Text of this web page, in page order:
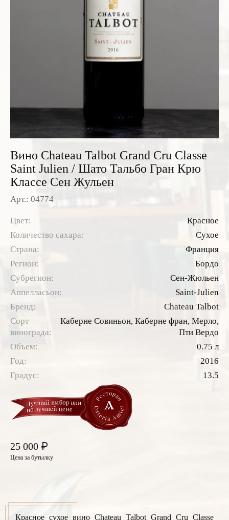
Итальянские вина
Французские вина
Испанские вина
Вино Chateau Talbot Grand Cru Classe
Saint Julien / Шато Тальбо Гран Крю
Классе Сен Жульен
Арт.: 04774
Цвет:
Красное
Количество сахара:
Сухое
Страна:
Франция
Регион:
Бордо
Субрегион:
Сен-Жюльен
Аппелласьон:
Saint-Julien
Бренд:
Chateau Talbot
Сорт
винограда:
Каберне Совиньон, Каберне фран, Мерло,
Пти Вердо
Объем:
0.75 л
Год:
2016
Градус:
13.5
25 000 ₽
Цена за бутылку
Красное сухое вино Chateau Talbot Grand Cru Classe